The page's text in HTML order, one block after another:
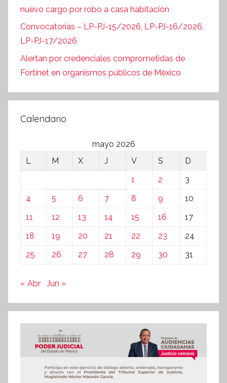
nuevo cargo por robo a casa habitación
Convocatorias – LP-PJ-15/2026, LP-PJ-16/2026,
LP-PJ-17/2026
Alertan por credenciales comprometidas de
Fortinet en organismos públicos de México
Calendario
mayo 2026
L
M X J V S
D
1
2
3
4
5 6 7 8 9
10
11
12 13 14 15 16
17
18
19 20 21 22 23
24
25
26 27 28 29 30 31
« Abr Jun »